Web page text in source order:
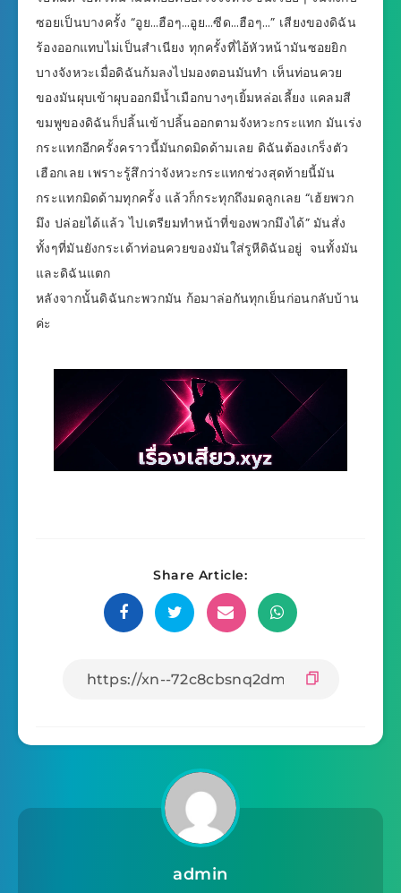
ซอยเป็นบางครั้ง “อูย…ฮือๆ…อูย…ซีด…ฮือๆ…” เสียงของดิฉัน
ร้องออกแทบไม่เป็นสำเนียง ทุกครั้งที่ไอ้หัวหน้ามันซอยยิก
บางจังหวะเมื่อดิฉันก้มลงไปมองตอนมันทำ เห็นท่อนควย
ของมันผุบเข้าผุบออกมีน้ำเมือกบางๆเยิ้มหล่อเลี้ยง แคลมสี
ขมพูของดิฉันก็ปลิ้นเข้าปลิ้นออกตามจังหวะกระแทก มันเร่ง
กระแทกอีกครั้งคราวนี้มันกดมิดด้ามเลย ดิฉันต้องเกร็งตัว
เฮือกเลย เพราะรู้สึกว่าจังหวะกระแทกช่วงสุดท้ายนี้มัน
กระแทกมิดด้ามทุกครั้ง แล้วก็กระทุกถึงมดลูกเลย “เฮ้ยพวก
มึง ปล่อยได้แล้ว ไปเตรียมทำหน้าที่ของพวกมึงได้” มันสั่ง
ทั้งๆที่มันยังกระเด้าท่อนควยของมันใส่รูหีดิฉันอยู่ จนทั้งมัน
และดิฉันแตก
หลังจากนั้นดิฉันกะพวกมัน ก้อมาล่อกันทุกเย็นก่อนกลับบ้าน
ค่ะ
Share Article:
admin